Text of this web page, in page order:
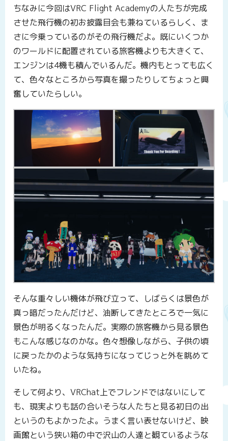
ちなみに今回はVRC Flight Academyの人たちが完成
させた飛行機の初お披露目会も兼ねているらしく、ま
さに今乗っているのがその飛行機だよ。既にいくつか
のワールドに配置されている旅客機よりも大きくて、
エンジンは4機も積んでいるんだ。機内もとっても広く
て、色々なところから写真を撮ったりしてちょっと興
奮していたらしい。
そんな重々しい機体が飛び立って、しばらくは景色が
真っ暗だったんだけど、油断してきたところで一気に
景色が明るくなったんだ。実際の旅客機から見る景色
もこんな感じなのかな。色々想像しながら、子供の頃
に戻ったかのような気持ちになってじっと外を眺めて
いたね。
そして何より、VRChat上でフレンドではないにして
も、現実よりも話の合いそうな人たちと見る初日の出
というのもよかったよ。うまく言い表せないけど、映
画館という狭い箱の中で沢山の人達と観ているような